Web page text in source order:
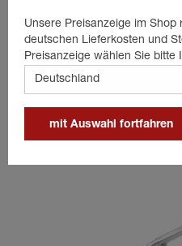
Passende
Unsere Preisanzeige im
deutschen Lieferkosten und
Preisanzeige wählen Sie bitte
mit Auswahl fortfahren